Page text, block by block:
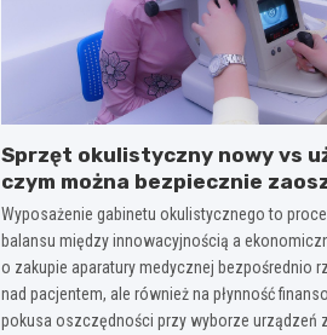
Sprzęt okulistyczny nowy vs
czym można bezpiecznie
gdzie nie warto ryzykować?
Wyposażenie gabinetu okulistycznego to
balansu między innowacyjnością a
o zakupie aparatury medycznej bezpośrednio
nad pacjentem, ale również na płynność
pokusa oszczędności przy wyborze urządzeń